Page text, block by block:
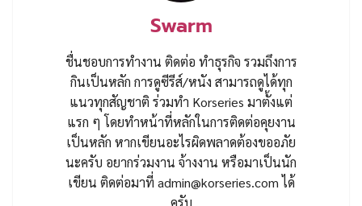
Swarm
ชื่นชอบการทำงาน ติดต่อ ทำธุรกิจ รวมถึงการ
กินเป็นหลัก การดูซีรีส์/หนัง สามารถดูได้ทุก
แนวทุกสัญชาติ ร่วมทำ Korseries มาตั้งแต่
แรก ๆ โดยทำหน้าที่หลักในการติดต่อคุยงาน
เป็นหลัก หากเขียนอะไรผิดพลาดต้องขออภัย
นะครับ อยากร่วมงาน จ้างงาน หรือมาเป็นนัก
เขียน ติดต่อมาที่ admin@korseries.comได้
ครับ